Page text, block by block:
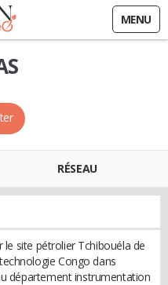
MENU
RÉSEAU
site pétrolier Tchibouéla de
Congo dans
département instrumentation